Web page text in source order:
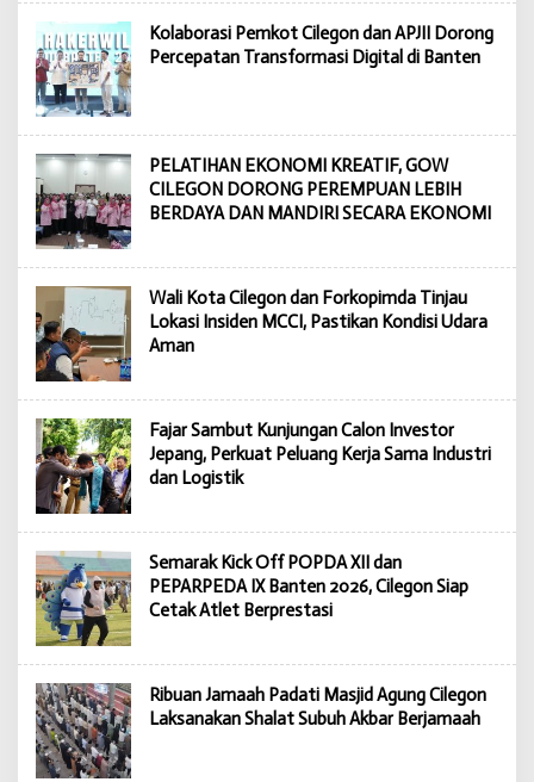
Kolaborasi Pemkot Cilegon dan APJII Dorong
Percepatan Transformasi Digital di Banten
PELATIHAN EKONOMI KREATIF, GOW
CILEGON DORONG PEREMPUAN LEBIH
BERDAYA DAN MANDIRI SECARA EKONOMI
Wali Kota Cilegon dan Forkopimda Tinjau
Lokasi Insiden MCCI, Pastikan Kondisi Udara
Aman
Fajar Sambut Kunjungan Calon Investor
Jepang, Perkuat Peluang Kerja Sama Industri
dan Logistik
Semarak Kick Off POPDA XII dan
PEPARPEDA IX Banten 2026, Cilegon Siap
Cetak Atlet Berprestasi
Ribuan Jamaah Padati Masjid Agung Cilegon
Laksanakan Shalat Subuh Akbar Berjamaah